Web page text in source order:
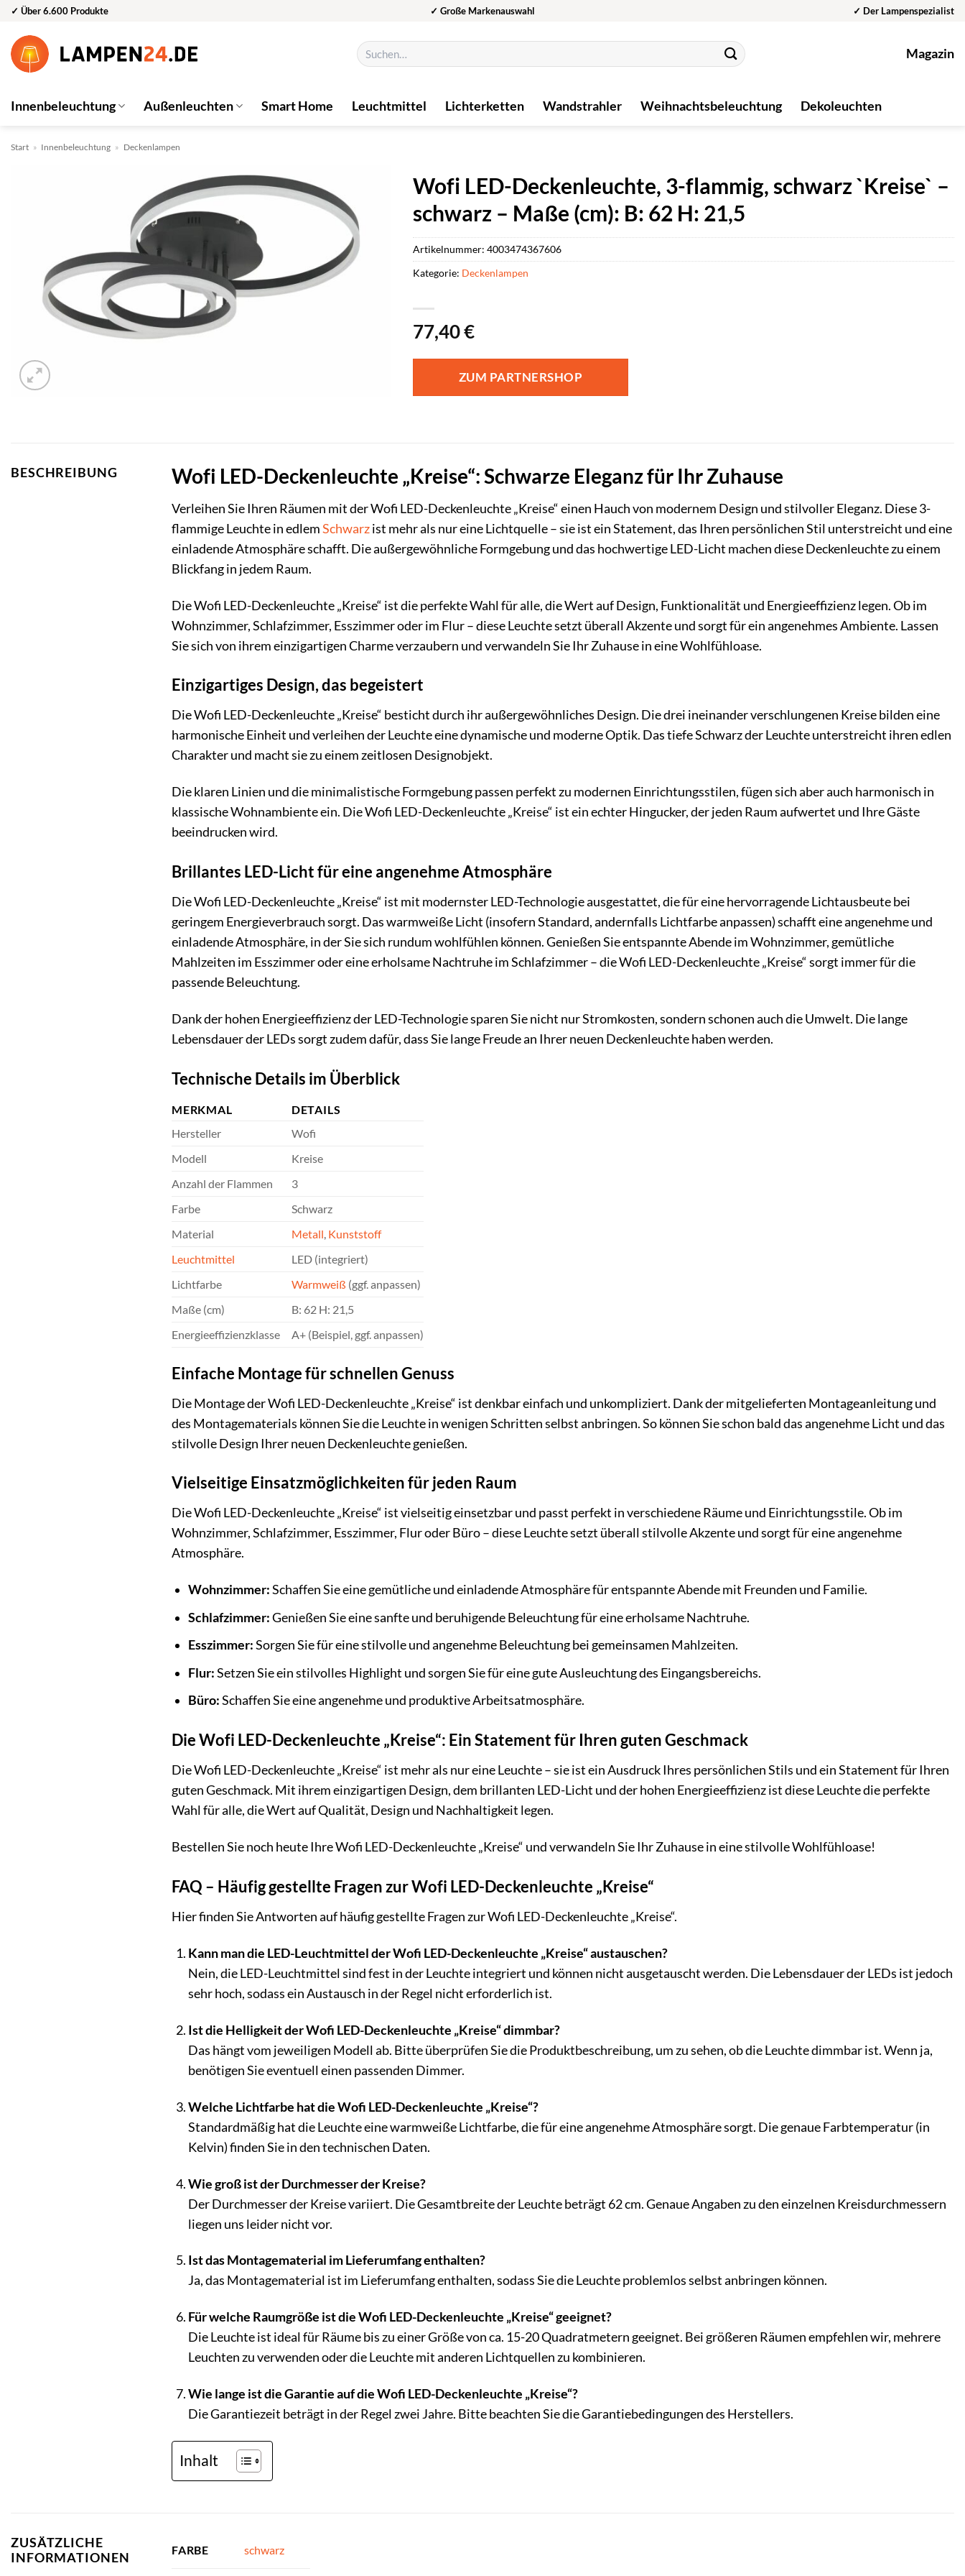
Zum
springen
✓ Über 6.600 Produkte ✓ Große Markenauswahl ✓ Der Lampenspezialist
Suchen
nach:
Magazin
Innenbeleuchtung Außenleuchten Smart Home Leuchtmittel Lichterketten Wandstrahler Weihnachtsbeleuchtung Dekoleuchten
Start » Innenbeleuchtung » Deckenlampen
Wofi LED-Deckenleuchte, 3-flammig, schwarz `Kreise` –
schwarz – Maße (cm): B: 62 H: 21,5
77,40€
ZUM PARTNERSHOP
Artikelnummer: 4003474367606
Kategorie: Deckenlampen
BESCHREIBUNG Wofi LED-Deckenleuchte „Kreise“: Schwarze Eleganz für Ihr Zuhause
Verleihen Sie Ihren Räumen mit der Wofi LED-Deckenleuchte „Kreise“ einen Hauch von modernem Design und stilvoller Eleganz. Diese 3-
flammige Leuchte in edlemSchwarzist mehr als nur eine Lichtquelle – sie ist ein Statement, das Ihren persönlichen Stil unterstreicht und eine
einladende Atmosphäre schafft. Die außergewöhnliche Formgebung und das hochwertige LED-Licht machen diese Deckenleuchte zu einem
Blickfang in jedem Raum.
Die Wofi LED-Deckenleuchte „Kreise“ ist die perfekte Wahl für alle, die Wert auf Design, Funktionalität und Energieeffizienz legen. Ob im
Wohnzimmer, Schlafzimmer, Esszimmer oder im Flur – diese Leuchte setzt überall Akzente und sorgt für ein angenehmes Ambiente. Lassen
Sie sich von ihrem einzigartigen Charme verzaubern und verwandeln Sie Ihr Zuhause in eine Wohlfühloase.
Einzigartiges Design, das begeistert
Die Wofi LED-Deckenleuchte „Kreise“ besticht durch ihr außergewöhnliches Design. Die drei ineinander verschlungenen Kreise bilden eine
harmonische Einheit und verleihen der Leuchte eine dynamische und moderne Optik. Das tiefe Schwarz der Leuchte unterstreicht ihren edlen
Charakter und macht sie zu einem zeitlosen Designobjekt.
Die klaren Linien und die minimalistische Formgebung passen perfekt zu modernen Einrichtungsstilen, fügen sich aber auch harmonisch in
klassische Wohnambiente ein. Die Wofi LED-Deckenleuchte „Kreise“ ist ein echter Hingucker, der jeden Raum aufwertet und Ihre Gäste
beeindrucken wird.
Brillantes LED-Licht für eine angenehme Atmosphäre
Die Wofi LED-Deckenleuchte „Kreise“ ist mit modernster LED-Technologie ausgestattet, die für eine hervorragende Lichtausbeute bei
geringem Energieverbrauch sorgt. Das warmweiße Licht (insofern Standard, andernfalls Lichtfarbe anpassen) schafft eine angenehme und
einladende Atmosphäre, in der Sie sich rundum wohlfühlen können. Genießen Sie entspannte Abende im Wohnzimmer, gemütliche
Mahlzeiten im Esszimmer oder eine erholsame Nachtruhe im Schlafzimmer – die Wofi LED-Deckenleuchte „Kreise“ sorgt immer für die
passende Beleuchtung.
Dank der hohen Energieeffizienz der LED-Technologie sparen Sie nicht nur Stromkosten, sondern schonen auch die Umwelt. Die lange
Lebensdauer der LEDs sorgt zudem dafür, dass Sie lange Freude an Ihrer neuen Deckenleuchte haben werden.
Technische Details im Überblick
MERKMAL
DETAILS
Hersteller
Wofi
Modell
Kreise
Anzahl der Flammen
3
Farbe
Schwarz
Material
Metall, Kunststoff
Leuchtmittel
LED (integriert)
Lichtfarbe
Warmweiß (ggf. anpassen)
Maße (cm)
B: 62 H: 21,5
Energieeffizienzklasse
A+ (Beispiel, ggf. anpassen)
Einfache Montage für schnellen Genuss
Die Montage der Wofi LED-Deckenleuchte „Kreise“ ist denkbar einfach und unkompliziert. Dank der mitgelieferten Montageanleitung und
des Montagematerials können Sie die Leuchte in wenigen Schritten selbst anbringen. So können Sie schon bald das angenehme Licht und das
stilvolle Design Ihrer neuen Deckenleuchte genießen.
Vielseitige Einsatzmöglichkeiten für jeden Raum
Die Wofi LED-Deckenleuchte „Kreise“ ist vielseitig einsetzbar und passt perfekt in verschiedene Räume und Einrichtungsstile. Ob im
Wohnzimmer, Schlafzimmer, Esszimmer, Flur oder Büro – diese Leuchte setzt überall stilvolle Akzente und sorgt für eine angenehme
Atmosphäre.
Wohnzimmer:Schaffen Sie eine gemütliche und einladende Atmosphäre für entspannte Abende mit Freunden und Familie.
Schlafzimmer:Genießen Sie eine sanfte und beruhigende Beleuchtung für eine erholsame Nachtruhe.
Esszimmer:Sorgen Sie für eine stilvolle und angenehme Beleuchtung bei gemeinsamen Mahlzeiten.
Flur:Setzen Sie ein stilvolles Highlight und sorgen Sie für eine gute Ausleuchtung des Eingangsbereichs.
Büro:Schaffen Sie eine angenehme und produktive Arbeitsatmosphäre.
Die Wofi LED-Deckenleuchte „Kreise“: Ein Statement für Ihren guten Geschmack
Die Wofi LED-Deckenleuchte „Kreise“ ist mehr als nur eine Leuchte – sie ist ein Ausdruck Ihres persönlichen Stils und ein Statement für Ihren
guten Geschmack. Mit ihrem einzigartigen Design, dem brillanten LED-Licht und der hohen Energieeffizienz ist diese Leuchte die perfekte
Wahl für alle, die Wert auf Qualität, Design und Nachhaltigkeit legen.
Bestellen Sie noch heute Ihre Wofi LED-Deckenleuchte „Kreise“ und verwandeln Sie Ihr Zuhause in eine stilvolle Wohlfühloase!
FAQ – Häufig gestellte Fragen zur Wofi LED-Deckenleuchte „Kreise“
Hier finden Sie Antworten auf häufig gestellte Fragen zur Wofi LED-Deckenleuchte „Kreise“.
Kann man die LED-Leuchtmittel der Wofi LED-Deckenleuchte „Kreise“ austauschen?
Nein, die LED-Leuchtmittel sind fest in der Leuchte integriert und können nicht ausgetauscht werden. Die Lebensdauer der LEDs ist jedoch
sehr hoch, sodass ein Austausch in der Regel nicht erforderlich ist.
Ist die Helligkeit der Wofi LED-Deckenleuchte „Kreise“ dimmbar?
Das hängt vom jeweiligen Modell ab. Bitte überprüfen Sie die Produktbeschreibung, um zu sehen, ob die Leuchte dimmbar ist. Wenn ja,
benötigen Sie eventuell einen passenden Dimmer.
Welche Lichtfarbe hat die Wofi LED-Deckenleuchte „Kreise“?
Standardmäßig hat die Leuchte eine warmweiße Lichtfarbe, die für eine angenehme Atmosphäre sorgt. Die genaue Farbtemperatur (in
Kelvin) finden Sie in den technischen Daten.
Wie groß ist der Durchmesser der Kreise?
Der Durchmesser der Kreise variiert. Die Gesamtbreite der Leuchte beträgt 62 cm. Genaue Angaben zu den einzelnen Kreisdurchmessern
liegen uns leider nicht vor.
Ist das Montagematerial im Lieferumfang enthalten?
Ja, das Montagematerial ist im Lieferumfang enthalten, sodass Sie die Leuchte problemlos selbst anbringen können.
Für welche Raumgröße ist die Wofi LED-Deckenleuchte „Kreise“ geeignet?
Die Leuchte ist ideal für Räume bis zu einer Größe von ca. 15-20 Quadratmetern geeignet. Bei größeren Räumen empfehlen wir, mehrere
Leuchten zu verwenden oder die Leuchte mit anderen Lichtquellen zu kombinieren.
Wie lange ist die Garantie auf die Wofi LED-Deckenleuchte „Kreise“?
Die Garantiezeit beträgt in der Regel zwei Jahre. Bitte beachten Sie die Garantiebedingungen des Herstellers.
Inhalt
ZUSÄTZLICHE
INFORMATIONEN
FARBE schwarz